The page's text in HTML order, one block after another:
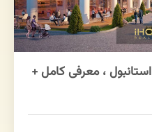
پروژه پورتا وادی Porta Vadi استانبول ، معرفی کامل +